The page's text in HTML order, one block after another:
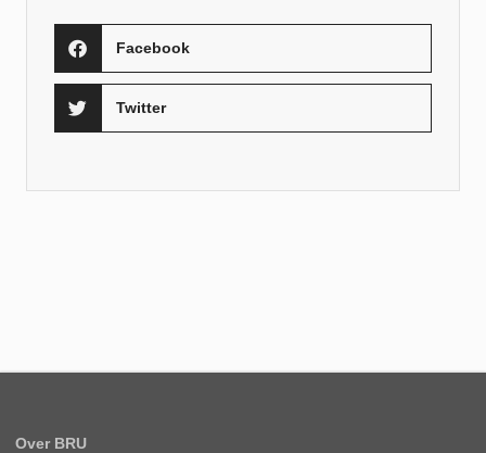
Facebook
Twitter
Over BRU